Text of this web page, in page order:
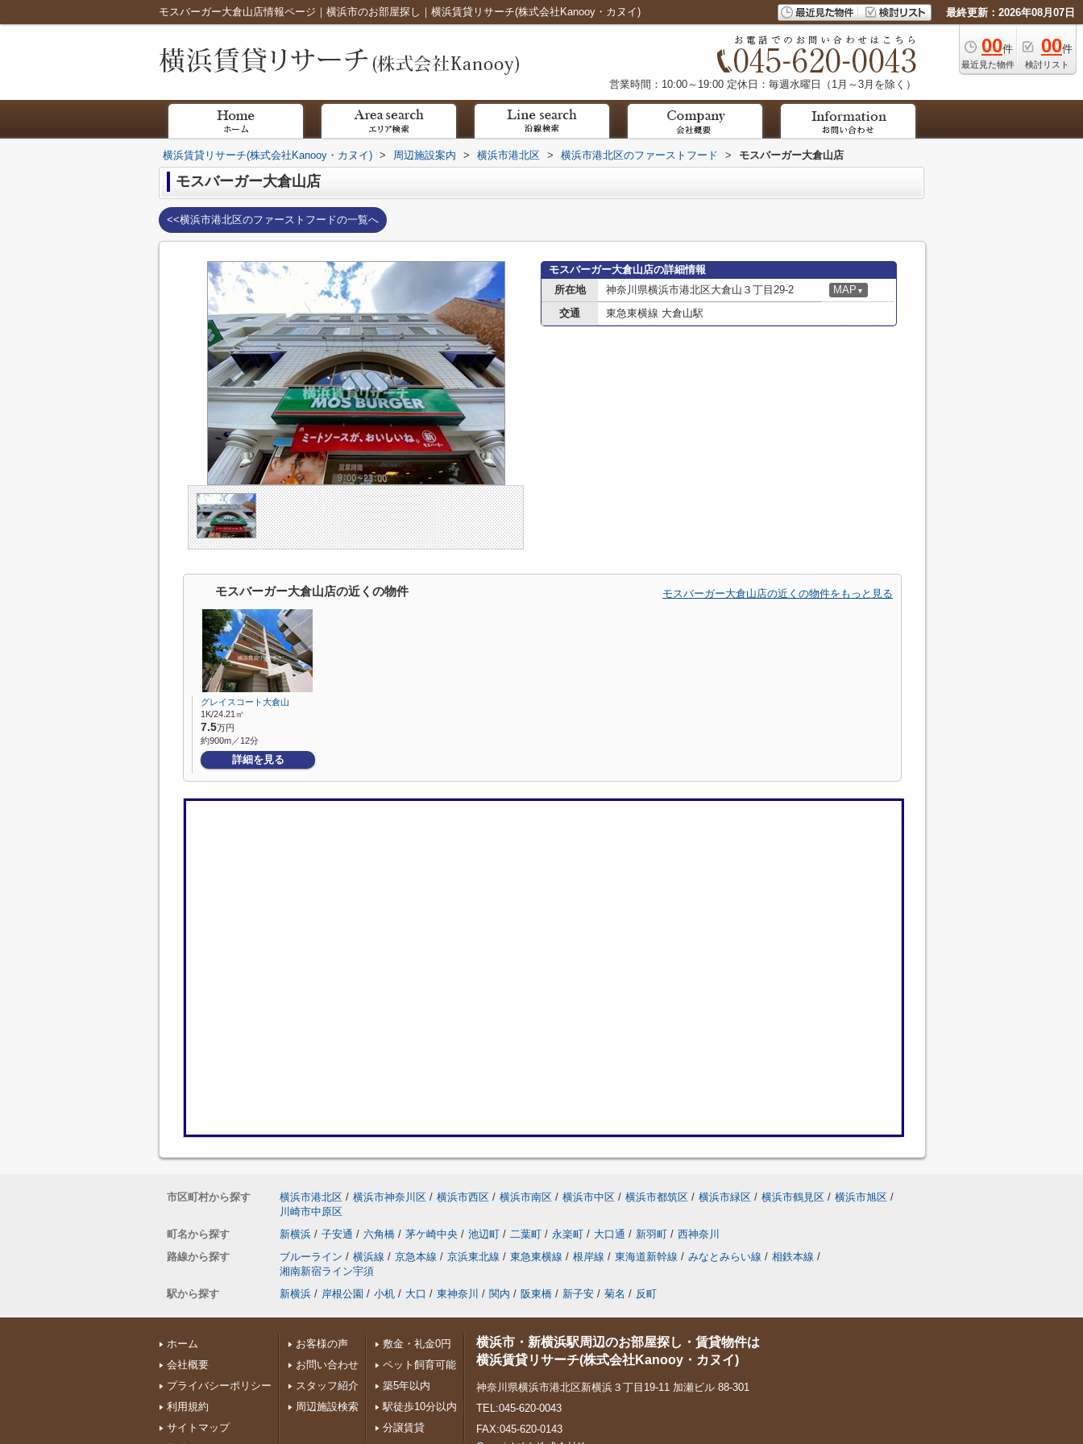
モスバーガー大倉山店情報ページ｜横浜市のお部屋探し｜横浜賃貸リサーチ(株式会社Kanooy・カヌイ) 最終更新：2026年08月07日
00件
最近見た物件
00件
検討リスト
営業時間：10:00～19:00 定休日：毎週水曜日（1月～3月を除く）
横浜賃貸リサーチ(株式会社Kanooy・カヌイ) > 周辺施設案内 > 横浜市港北区 > 横浜市港北区のファーストフード > モスバーガー大倉山店
モスバーガー大倉山店
<<横浜市港北区のファーストフードの一覧へ
モスバーガー大倉山店の詳細情報
所在地
神奈川県横浜市港北区大倉山３丁目29-2 MAP ▼
交通 東急東横線 大倉山駅
モスバーガー大倉山店の近くの物件 モスバーガー大倉山店の近くの物件をもっと見る
グレイスコート大倉山
1K/24.21㎡
7.5万円
約900m／12分
詳細を見る
市区町村から探す 横浜市港北区 / 横浜市神奈川区 / 横浜市西区 / 横浜市南区 / 横浜市中区 / 横浜市都筑区 / 横浜市緑区 / 横浜市鶴見区 / 横浜市旭区 /
川崎市中原区
町名から探す
新横浜 / 子安通 / 六角橋 / 茅ケ崎中央 / 池辺町 / 二葉町 / 永楽町 / 大口通 / 新羽町 / 西神奈川
路線から探す
ブルーライン / 横浜線 / 京急本線 / 京浜東北線 / 東急東横線 / 根岸線 / 東海道新幹線 / みなとみらい線 / 相鉄本線 /
湘南新宿ライン宇須
駅から探す
新横浜 / 岸根公園 / 小机 / 大口 / 東神奈川 / 関内 / 阪東橋 / 新子安 / 菊名 / 反町
ホーム
会社概要
プライバシーポリシー
利用規約
サイトマップ
お客様の声
お問い合わせ
スタッフ紹介
周辺施設検索
敷金・礼金0円
ペット飼育可能
築5年以内
駅徒歩10分以内
分譲賃貸
横浜市・新横浜駅周辺のお部屋探し・賃貸物件は
横浜賃貸リサーチ(株式会社Kanooy・カヌイ)
神奈川県横浜市港北区新横浜３丁目19-11 加瀬ビル 88-301
TEL:045-620-0043
FAX:045-620-0143